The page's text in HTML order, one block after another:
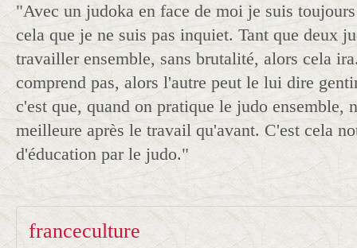
"Avec un judoka en face de moi je suis
cela que je ne suis pas inquiet. Tant que deux
travailler ensemble, sans brutalité, alors cela
comprend pas, alors l'autre peut le lui dire
c'est que, quand on pratique le judo ensemble,
meilleure après le travail qu'avant. C'est cela
d'éducation par le judo."
franceculture